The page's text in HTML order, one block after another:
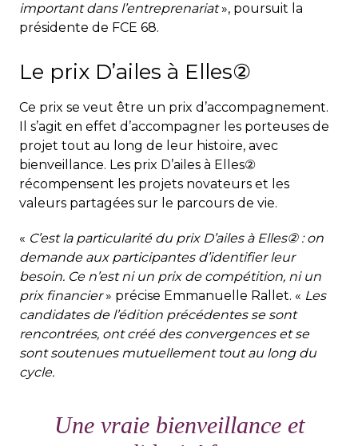
important dans l’entreprenariat», poursuit la
présidente de FCE 68.
Le prix D’ailes à Elles②
Ce prix se veut être un prix d’accompagnement.
Il s’agit en effet d’accompagner les porteuses de
projet tout au long de leur histoire, avec
bienveillance. Les prix D’ailes à Elles②
récompensent les projets novateurs et les
valeurs partagées sur le parcours de vie.
« C’est la particularité du prix D’ailes à Elles② : on
demande aux participantes d’identifier leur
besoin. Ce n’est ni un prix de compétition, ni un
prix financier» précise Emmanuelle Rallet. « Les
candidates de l’édition précédentes se sont
rencontrées, ont créé des convergences et se
sont soutenues mutuellement tout au long du
cycle.
Une vraie bienveillance et